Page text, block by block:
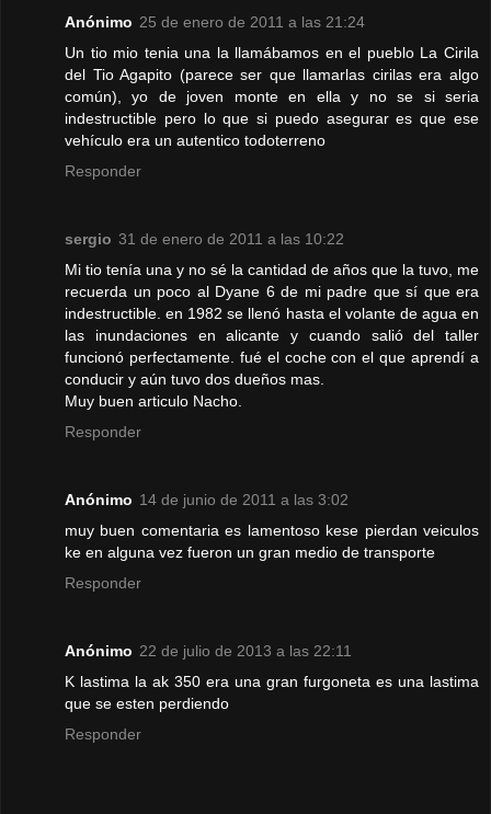
Anónimo 25 de enero de 2011 a las 21:24
Un tio mio tenia una la llamábamos en el pueblo La Cirila
del Tio Agapito (parece ser que llamarlas cirilas era algo
común), yo de joven monte en ella y no se si seria
indestructible pero lo que si puedo asegurar es que ese
vehículo era un autentico todoterreno
Responder
sergio 31 de enero de 2011 a las 10:22
Mi tio tenía una y no sé la cantidad de años que la tuvo, me
recuerda un poco al Dyane 6 de mi padre que sí que era
indestructible. en 1982 se llenó hasta el volante de agua en
las inundaciones en alicante y cuando salió del taller
funcionó perfectamente. fué el coche con el que aprendí a
conducir y aún tuvo dos dueños mas.
Muy buen articulo Nacho.
Responder
Anónimo 14 de junio de 2011 a las 3:02
muy buen comentaria es lamentoso kese pierdan veiculos
ke en alguna vez fueron un gran medio de transporte
Responder
Anónimo 22 de julio de 2013 a las 22:11
K lastima la ak 350 era una gran furgoneta es una lastima
que se esten perdiendo
Responder